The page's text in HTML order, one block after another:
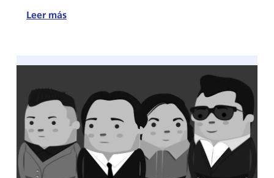
Leer más:
mejores
en
inglés
de
canciones